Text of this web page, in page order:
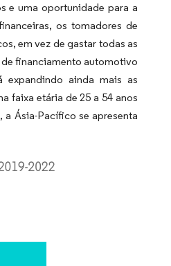
e uma oportunidade para a
os tomadores de
em vez de gastar todas as
financiamento automotivo
expandindo ainda mais as
faixa etária de 25 a 54 anos
Ásia-Pacífico se apresenta